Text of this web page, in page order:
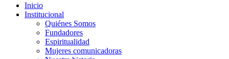
Inicio
Institucional
Quiénes Somos
Fundadores
Espiritualidad
Mujeres comunicadoras